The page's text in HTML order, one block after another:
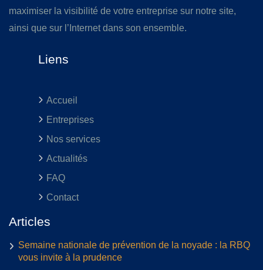
maximiser la visibilité de votre entreprise sur notre site,
ainsi que sur l’Internet dans son ensemble.
Liens
Accueil
Entreprises
Nos services
Actualités
FAQ
Contact
Articles
Semaine nationale de prévention de la noyade : la RBQ
vous invite à la prudence